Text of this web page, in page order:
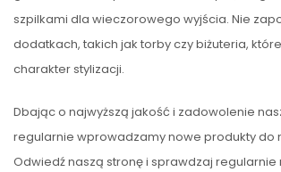
szpilkami dla wieczorowego wyjścia. Nie
dodatkach, takich jak torby czy biżuteria,
charakter stylizacji.
Dbając o najwyższą jakość i zadowolenie
regularnie wprowadzamy nowe produkty do
Odwiedź naszą stronę i sprawdzaj regularnie